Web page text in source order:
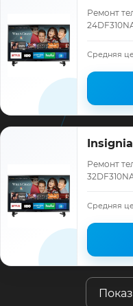
Ремонт
Insignia,
Средняя
Insignia
Ремонт
Insignia,
гарантия
Средняя